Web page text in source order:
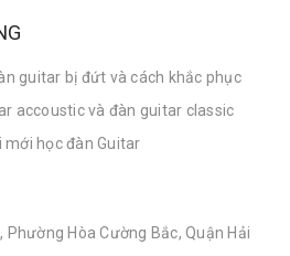
guitar bị đứt và cách khắc phục
accoustic và đàn guitar classic
mới học đàn Guitar
Hòa Cường Bắc, Quận Hải